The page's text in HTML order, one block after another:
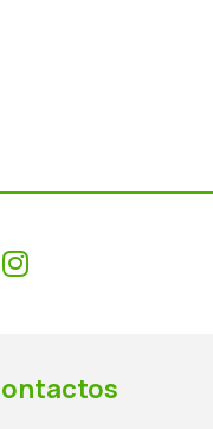
Facebook
Instagram